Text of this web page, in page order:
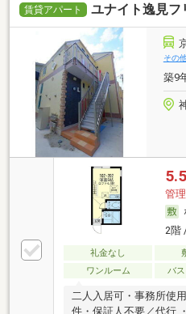
賃貸アパート ユナイト逸見フ
その
築9
管
2階
礼金なし
ワンルーム
バ
二人入居可・事務所使
件・保証人不要／代行